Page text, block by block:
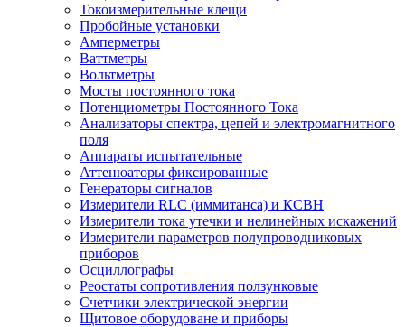
Токоизмерительные клещи
Пробойные установки
Амперметры
Ваттметры
Вольтметры
Мосты постоянного тока
Потенциометры Постоянного Тока
Анализаторы спектра, цепей и электромагнитного
поля
Аппараты испытательные
Аттенюаторы фиксированные
Генераторы сигналов
Измерители RLC (иммитанса) и КСВН
Измерители тока утечки и нелинейных искажений
Измерители параметров полупроводниковых
приборов
Осциллографы
Реостаты сопротивления ползунковые
Счетчики электрической энергии
Щитовое оборудоване и приборы